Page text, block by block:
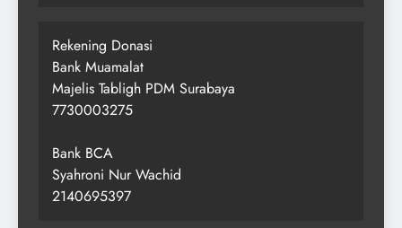
Rekening Donasi
Bank Muamalat
Majelis Tabligh PDM Surabaya
7730003275
Bank BCA
Syahroni Nur Wachid
2140695397